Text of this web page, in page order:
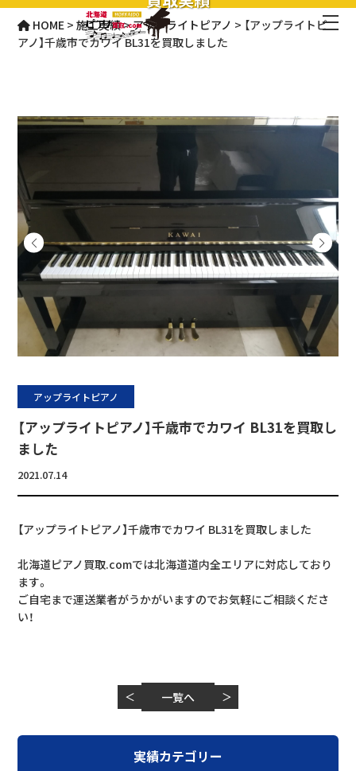
HOME >施工実績>アップライトピアノ > 【アップライトピ
アノ】千歳市でカワイ BL31を買取しました
アップライトピアノ
【アップライトピアノ】千歳市でカワイ BL31を買取し
ました
2021.07.14
【アップライトピアノ】千歳市でカワイ BL31を買取しました
北海道ピアノ買取.comでは北海道道内全エリアに対応しており
ます。
ご自宅まで運送業者がうかがいますのでお気軽にご相談くださ
い！
＜ 一覧へ ＞
実績カテゴリー